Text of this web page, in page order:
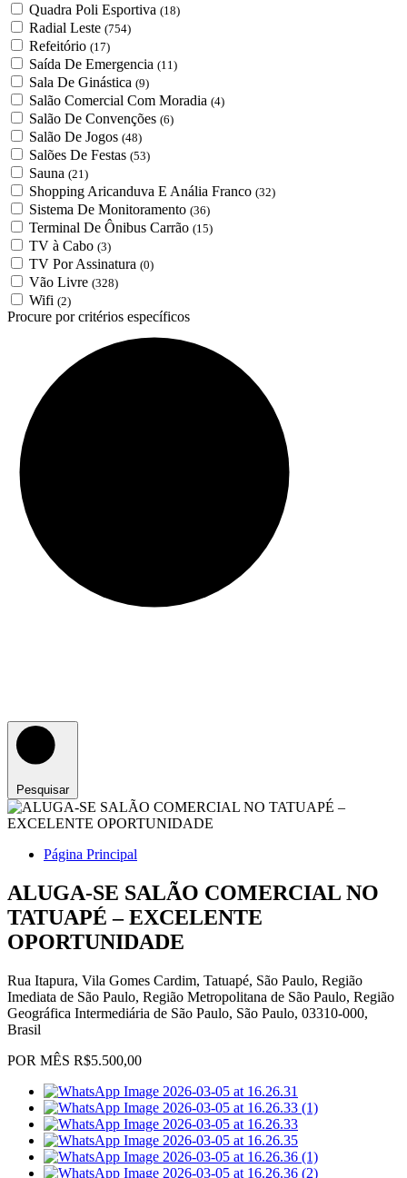
Quadra Poli Esportiva (18)
Radial Leste (754)
Refeitório (17)
Saída De Emergencia (11)
Sala De Ginástica (9)
Salão Comercial Com Moradia (4)
Salão De Convenções (6)
Salão De Jogos (48)
Salões De Festas (53)
Sauna (21)
Shopping Aricanduva E Anália Franco (32)
Sistema De Monitoramento (36)
Terminal De Ônibus Carrão (15)
TV à Cabo (3)
TV Por Assinatura (0)
Vão Livre (328)
Wifi (2)
Procure por critérios específicos
Pesquisar
Página Principal
ALUGA-SE SALÃO COMERCIAL NO
TATUAPÉ – EXCELENTE
OPORTUNIDADE
Rua Itapura, Vila Gomes Cardim, Tatuapé, São Paulo, Região
Imediata de São Paulo, Região Metropolitana de São Paulo, Região
Geográfica Intermediária de São Paulo, São Paulo, 03310-000,
Brasil
POR MÊS R$5.500,00